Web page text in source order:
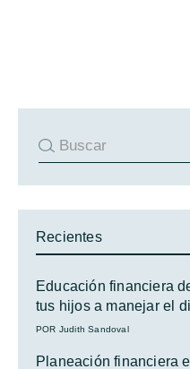
Recientes
Educación financiera
tus hijos a manejar el
POR Judith Sandoval
Planeación financiera